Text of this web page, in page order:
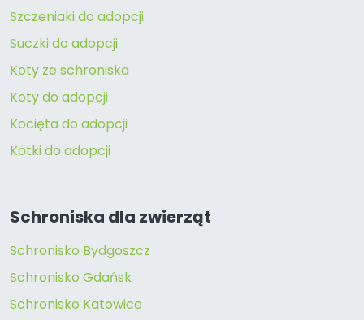
Szczeniaki do adopcji
Suczki do adopcji
Koty ze schroniska
Koty do adopcji
Kocięta do adopcji
Kotki do adopcji
Schroniska dla zwierząt
Schronisko Bydgoszcz
Schronisko Gdańsk
Schronisko Katowice